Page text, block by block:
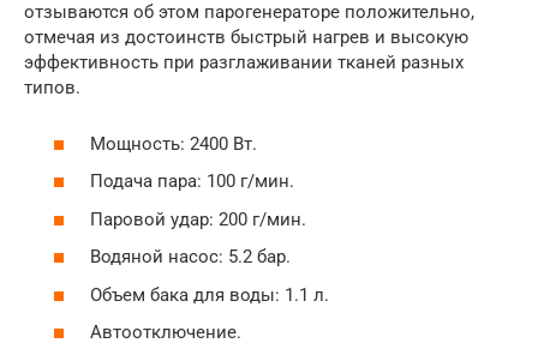
отзываются об этом парогенераторе положительно,
отмечая из достоинств быстрый нагрев и высокую
эффективность при разглаживании тканей разных
типов.
Мощность: 2400 Вт.
Подача пара: 100 г/мин.
Паровой удар: 200 г/мин.
Водяной насос: 5.2 бар.
Объем бака для воды: 1.1 л.
Автоотключение.